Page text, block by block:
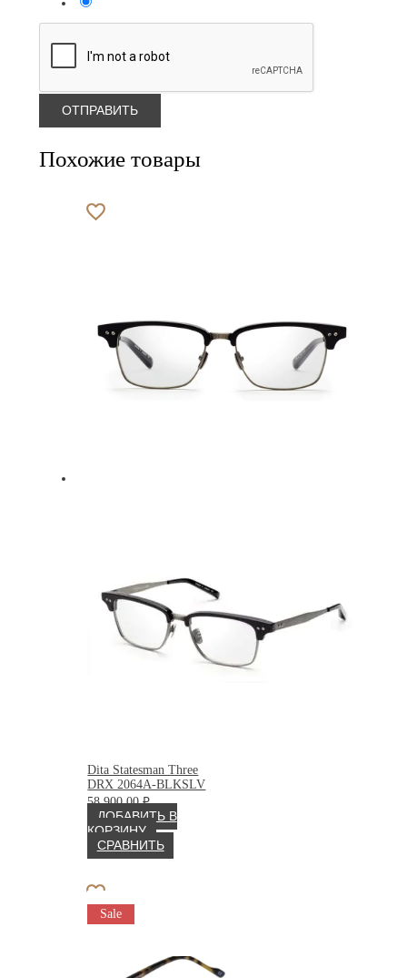
Похожие товары
Dita Statesman Three
DRX 2064A-BLKSLV
58 900.00₽
ДОБАВИТЬ В
КОРЗИНУ
СРАВНИТЬ
Sale